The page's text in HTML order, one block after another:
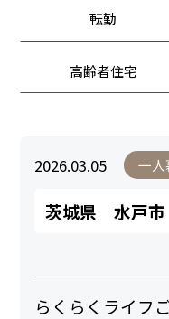
転勤
高齢者住宅
2026.03.05 一人
茨城県 水戸市
らくらくライフ